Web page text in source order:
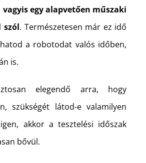
vagyis egy alapvetően műszaki
szól. Természetesen már ez idő
a robotodat valós időben,
is.
elegendő arra, hogy
szükségét látod-e valamilyen
akkor a tesztelési időszak
bővül.